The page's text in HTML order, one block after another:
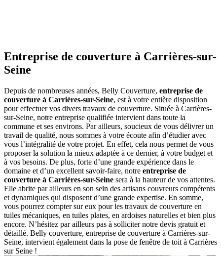
Entreprise de couverture à Carrières-sur-
Seine
Depuis de nombreuses années, Belly Couverture, entreprise de
couverture à Carrières-sur-Seine, est à votre entière disposition
pour effectuer vos divers travaux de couverture. Située à Carrières-
sur-Seine, notre entreprise qualifiée intervient dans toute la
commune et ses environs. Par ailleurs, soucieux de vous délivrer un
travail de qualité, nous sommes à votre écoute afin d’étudier avec
vous l’intégralité de votre projet. En effet, cela nous permet de vous
proposer la solution la mieux adaptée à ce dernier, à votre budget et
à vos besoins. De plus, forte d’une grande expérience dans le
domaine et d’un excellent savoir-faire, notre entreprise de
couverture à Carrières-sur-Seine sera à la hauteur de vos attentes.
Elle abrite par ailleurs en son sein des artisans couvreurs compétents
et dynamiques qui disposent d’une grande expertise. En somme,
vous pourrez compter sur eux pour les travaux de couverture en
tuiles mécaniques, en tuiles plates, en ardoises naturelles et bien plus
encore. N’hésitez par ailleurs pas à solliciter notre devis gratuit et
détaillé. Belly couverture, entreprise de couverture à Carrières-sur-
Seine, intervient également dans la pose de fenêtre de toit à Carrières
sur Seine !